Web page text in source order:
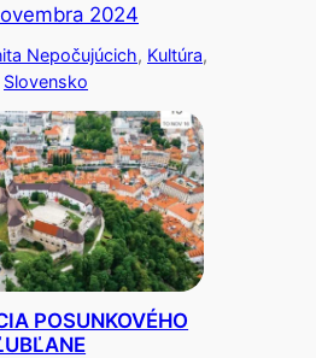
2024
Nepočujúcich, Kultúra
Slovensko
POSUNKOVÉHO